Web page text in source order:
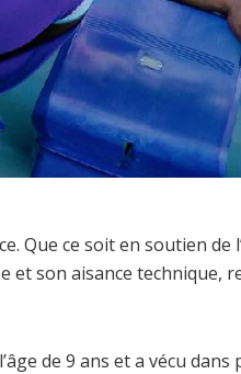
Que ce soit en soutien de
et son aisance technique,
de 9 ans et a vécu dans